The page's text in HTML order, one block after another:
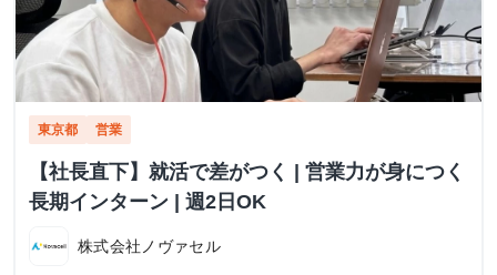
東京都 営業
【社長直下】就活で差がつく | 営業力が身につく
長期インターン | 週2日OK
株式会社ノヴァセル